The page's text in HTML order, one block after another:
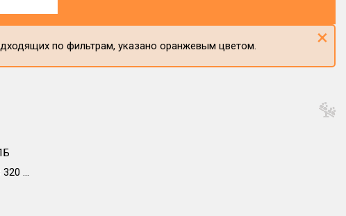
по фильтрам, указано оранжевым цветом. ×
...